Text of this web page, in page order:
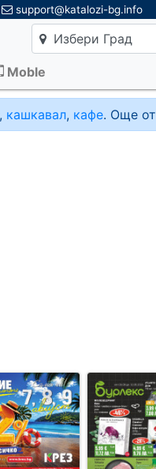
support@katalozi-bg.info
Избери Град
Moble
кашкавал, кафе. Още от